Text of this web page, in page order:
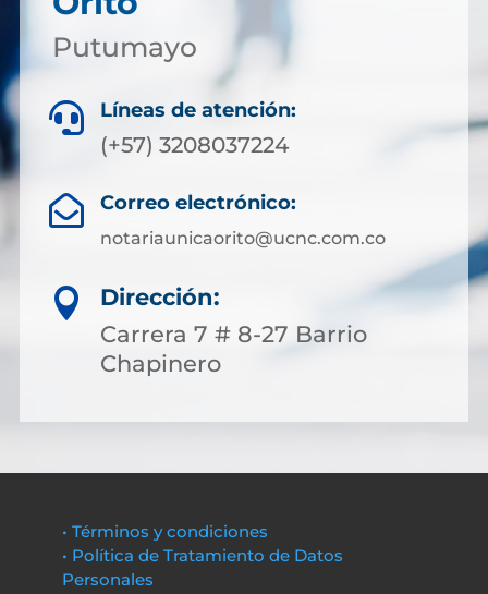
Putumayo
 Líneas de atención:
(+57) 3208037224
 Correo electrónico:
notariaunicaorito@ucnc.com.co

Dirección:
Carrera 7 # 8-27 Barrio
Chapinero
• Términos y condiciones
• Política de Tratamiento de Datos
Personales